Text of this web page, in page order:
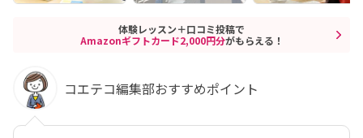
体験レッスン＋口コミ投稿で
Amazonギフトカード2,000円分がもらえる！
コエテコ編集部おすすめポイント